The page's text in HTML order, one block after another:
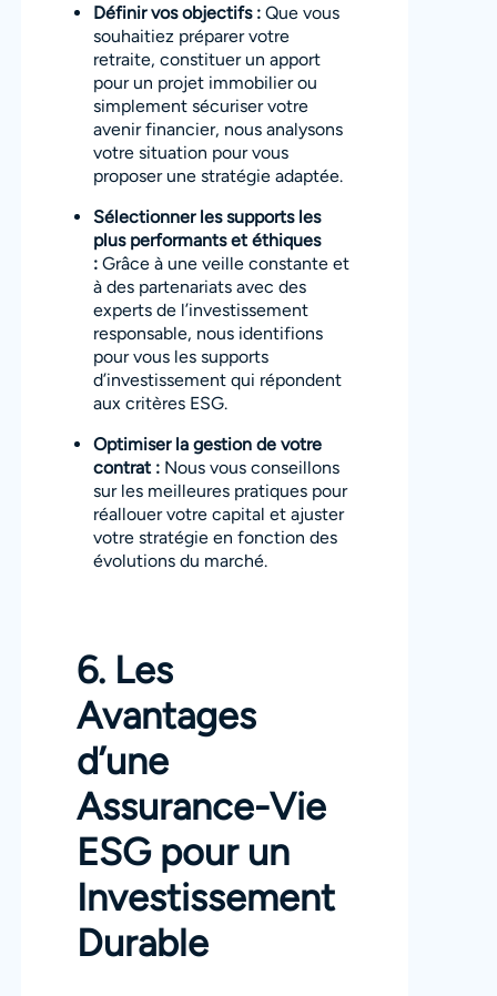
Définir vos objectifs :Que vous
souhaitiez préparer votre
retraite, constituer un apport
pour un projet immobilier ou
simplement sécuriser votre
avenir financier, nous analysons
votre situation pour vous
proposer une stratégie adaptée.
Sélectionner les supports les
plus performants et éthiques
:Grâce à une veille constante et
à des partenariats avec des
experts de l’investissement
responsable, nous identifions
pour vous les supports
d’investissement qui répondent
aux critères ESG.
Optimiser la gestion de votre
contrat :Nous vous conseillons
sur les meilleures pratiques pour
réallouer votre capital et ajuster
votre stratégie en fonction des
évolutions du marché.
6. Les
Avantages
d’une
Assurance-Vie
ESG pour un
Investissement
Durable